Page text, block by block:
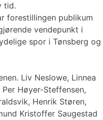
tid.
forestillingen publikum
vendepunkt i
spor i Tønsberg og
Liv Neslowe, Linnea
Høyer-Steffensen,
Henrik Støren,
Kristoffer Saugestad